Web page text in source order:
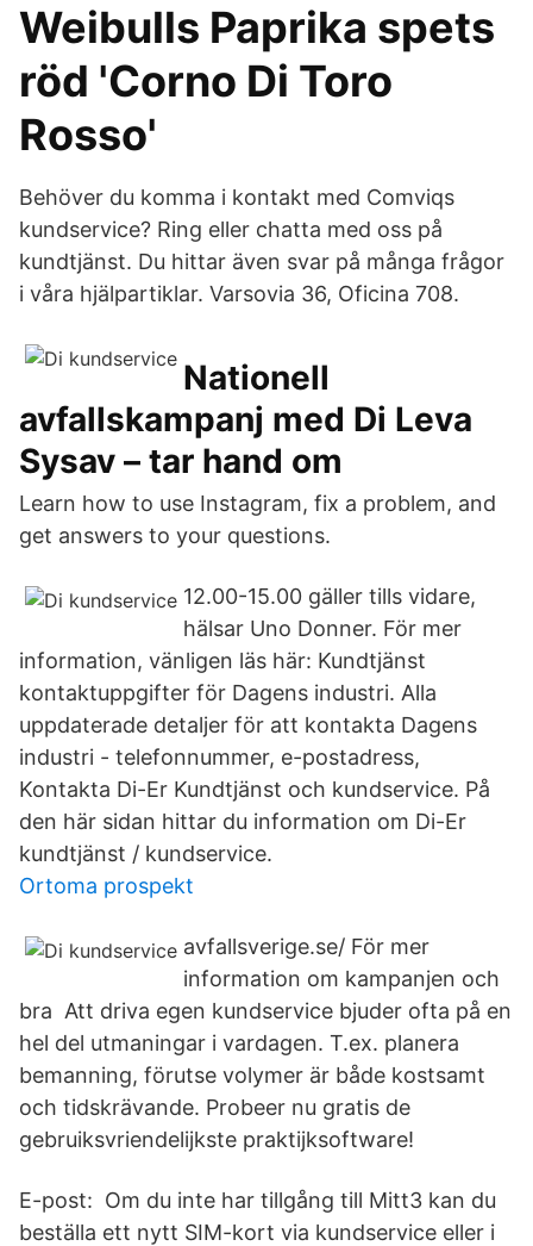
Weibulls Paprika spets
röd 'Corno Di Toro
Rosso'
Behöver du komma i kontakt med Comviqs
kundservice? Ring eller chatta med oss på
kundtjänst. Du hittar även svar på många frågor
i våra hjälpartiklar. Varsovia 36, Oficina 708.
Nationell
avfallskampanj med Di Leva
Sysav – tar hand om
Learn how to use Instagram, fix a problem, and
get answers to your questions.
12.00-15.00 gäller tills vidare,
hälsar Uno Donner. För mer
information, vänligen läs här: Kundtjänst
kontaktuppgifter för Dagens industri. Alla
uppdaterade detaljer för att kontakta Dagens
industri - telefonnummer, e-postadress,
Kontakta Di-Er Kundtjänst och kundservice. På
den här sidan hittar du information om Di-Er
kundtjänst / kundservice.
Ortoma prospekt
avfallsverige.se/ För mer
information om kampanjen och
bra Att driva egen kundservice bjuder ofta på en
hel del utmaningar i vardagen. T.ex. planera
bemanning, förutse volymer är både kostsamt
och tidskrävande. Probeer nu gratis de
gebruiksvriendelijkste praktijksoftware!
E-post: Om du inte har tillgång till Mitt3 kan du
beställa ett nytt SIM-kort via kundservice eller i